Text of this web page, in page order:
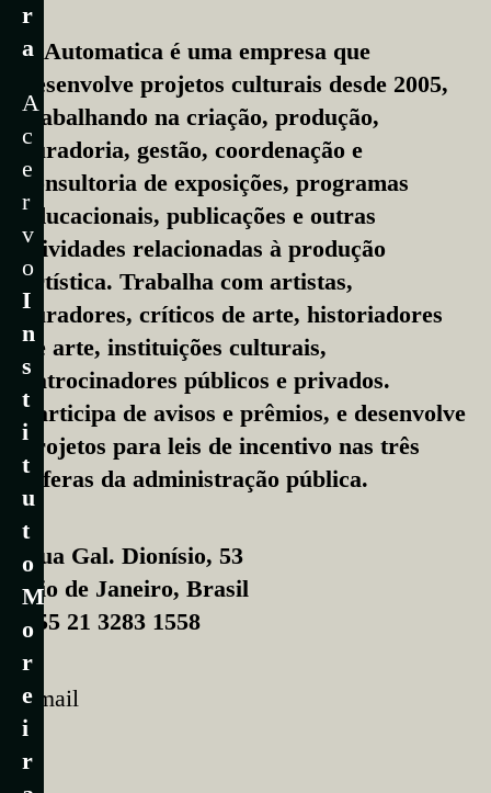
r
a
A
c
e
r
v
o
I
n
s
t
i
t
u
t
o
M
o
r
e
i
r
A Automatica é uma empresa que
desenvolve projetos culturais desde 2005,
trabalhando na criação, produção,
curadoria, gestão, coordenação e
consultoria de exposições, programas
educacionais, publicações e outras
atividades relacionadas à produção
artística. Trabalha com artistas,
curadores, críticos de arte, historiadores
de arte, instituições culturais,
patrocinadores públicos e privados.
Participa de avisos e prêmios, e desenvolve
projetos para leis de incentivo nas três
esferas da administração pública.
Rua Gal. Dionísio, 53
Rio de Janeiro, Brasil
+55 21 3283 1558
Email